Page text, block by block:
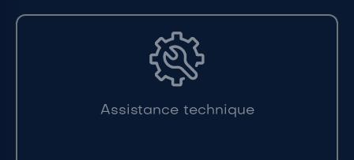
Assistance technique